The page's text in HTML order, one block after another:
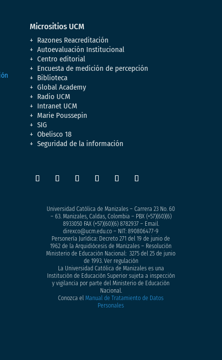
Micrositios UCM
Razones Reacreditación
Autoevaluación Institucional
Centro editorial
Encuesta de medición de percepción
Biblioteca
Global Academy
Radio UCM
Intranet UCM
Marie Poussepin
SIG
Obelisco 18
Seguridad de la información
Universidad Católica de Manizales – Carrera 23 No. 60
– 63. Manizales, Caldas, Colombia – PBX (+57)(60)(6)
8933050FAX (+57)(60)(6) 8782937 – Email.
direxco@ucm.edu.co – NIT: 890806477-9
Personería Jurídica: Decreto 271 del 19 de junio de
1962 de la Arquidiócesis de Manizales – Resolución
Ministerio de Educación Nacional: 3275 del 25 de junio
de 1993. Ver regulación
La Universidad Católica de Manizales es una
Institución de Educación Superior sujeta a inspección
y vigilancia por parte del Ministerio de Educación
Nacional.
Conozca elManual de Tratamiento de Datos
Personales